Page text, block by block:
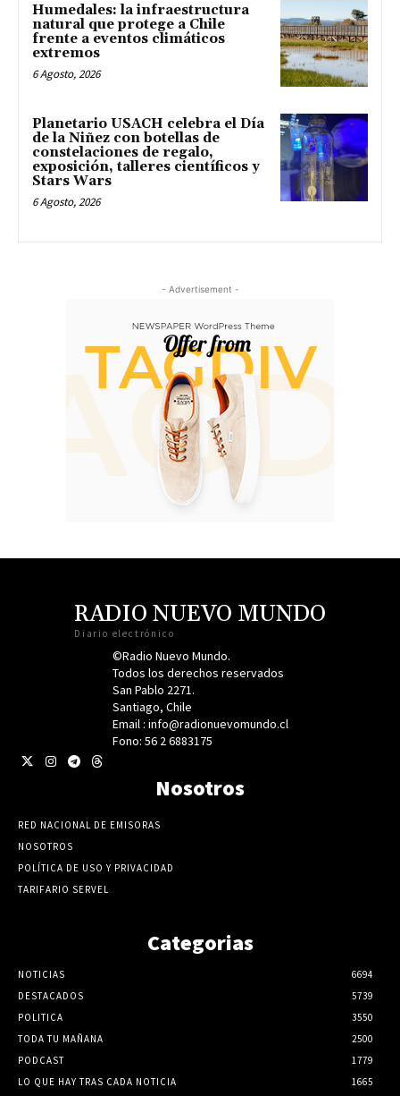
Humedales: la infraestructura
natural que protege a Chile
frente a eventos climáticos
extremos
6 Agosto, 2026
Planetario USACH celebra el Día
de la Niñez con botellas de
constelaciones de regalo,
exposición, talleres científicos y
Stars Wars
6 Agosto, 2026
- Advertisement -
RADIO NUEVO MUNDO
Diario electrónico
©Radio Nuevo Mundo.
Todos los derechos reservados
San Pablo 2271.
Santiago, Chile
Email : info@radionuevomundo.cl
Fono: 56 2 6883175
Nosotros
RED NACIONAL DE EMISORAS
NOSOTROS
POLÍTICA DE USO Y PRIVACIDAD
TARIFARIO SERVEL
Categorias
NOTICIAS
6694
DESTACADOS
5739
POLITICA
3550
TODA TU MAÑANA
2500
PODCAST
1779
LO QUE HAY TRAS CADA NOTICIA
1665